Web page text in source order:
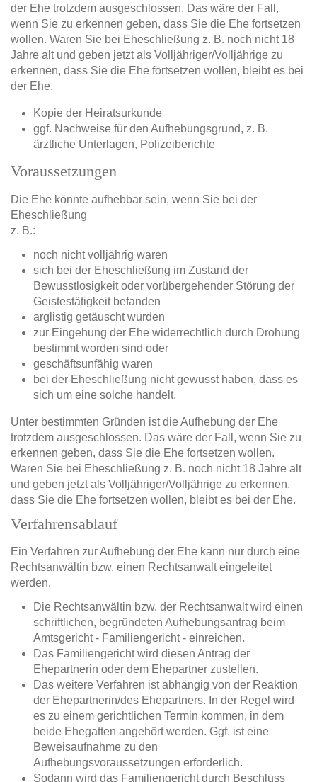
der Ehe trotzdem ausgeschlossen. Das wäre der Fall,
wenn Sie zu erkennen geben, dass Sie die Ehe fortsetzen
wollen. Waren Sie bei Eheschließung z. B. noch nicht 18
Jahre alt und geben jetzt als Volljähriger/Volljährige zu
erkennen, dass Sie die Ehe fortsetzen wollen, bleibt es bei
der Ehe.
Kopie der Heiratsurkunde
ggf. Nachweise für den Aufhebungsgrund, z. B.
ärztliche Unterlagen, Polizeiberichte
Voraussetzungen
Die Ehe könnte aufhebbar sein, wenn Sie bei der
Eheschließung
z. B.:
noch nicht volljährig waren
sich bei der Eheschließung im Zustand der
Bewusstlosigkeit oder vorübergehender Störung der
Geistestätigkeit befanden
arglistig getäuscht wurden
zur Eingehung der Ehe widerrechtlich durch Drohung
bestimmt worden sind oder
geschäftsunfähig waren
bei der Eheschließung nicht gewusst haben, dass es
sich um eine solche handelt.
Unter bestimmten Gründen ist die Aufhebung der Ehe
trotzdem ausgeschlossen. Das wäre der Fall, wenn Sie zu
erkennen geben, dass Sie die Ehe fortsetzen wollen.
Waren Sie bei Eheschließung z. B. noch nicht 18 Jahre alt
und geben jetzt als Volljähriger/Volljährige zu erkennen,
dass Sie die Ehe fortsetzen wollen, bleibt es bei der Ehe.
Verfahrensablauf
Ein Verfahren zur Aufhebung der Ehe kann nur durch eine
Rechtsanwältin bzw. einen Rechtsanwalt eingeleitet
werden.
Die Rechtsanwältin bzw. der Rechtsanwalt wird einen
schriftlichen, begründeten Aufhebungsantrag beim
Amtsgericht - Familiengericht - einreichen.
Das Familiengericht wird diesen Antrag der
Ehepartnerin oder dem Ehepartner zustellen.
Das weitere Verfahren ist abhängig von der Reaktion
der Ehepartnerin/des Ehepartners. In der Regel wird
es zu einem gerichtlichen Termin kommen, in dem
beide Ehegatten angehört werden. Ggf. ist eine
Beweisaufnahme zu den
Aufhebungsvoraussetzungen erforderlich.
Sodann wird das Familiengericht durch Beschluss